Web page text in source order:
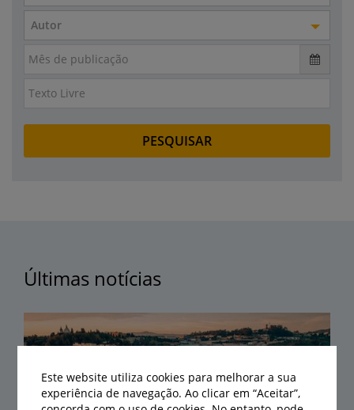
Autor
Últimas notícias
Este website utiliza cookies para melhorar a sua
experiência de navegação. Ao clicar em “Aceitar”,